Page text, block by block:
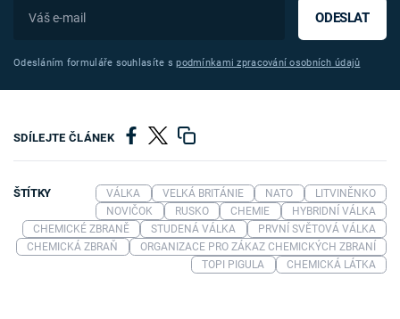
ODESLAT
Odesláním formuláře souhlasíte spodmínkami zpracování osobních údajů
SDÍLEJTE ČLÁNEK
ŠTÍTKY VÁLKA VELKÁ BRITÁNIE NATO
LITVINĚNKO
NOVIČOK
RUSKO CHEMIE
HYBRIDNÍ VÁLKA
CHEMICKÉ ZBRANĚ
STUDENÁ VÁLKA
PRVNÍ SVĚTOVÁ VÁLKA
CHEMICKÁ ZBRAŇ
ORGANIZACE PRO ZÁKAZ CHEMICKÝCH ZBRANÍ
TOPI PIGULA
CHEMICKÁ LÁTKA